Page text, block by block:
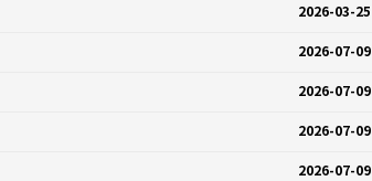
2026-03-25
2026-07-09
2026-07-09
2026-07-09
2026-07-09